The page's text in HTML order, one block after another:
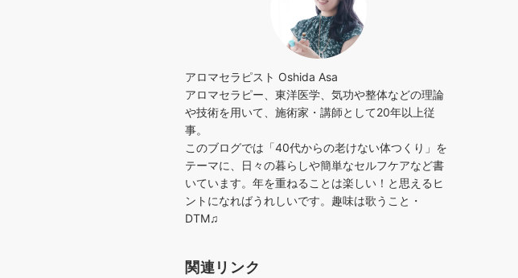
アロマセラピスト Oshida Asa
アロマセラピー、東洋医学、気功や整体などの理論
や技術を用いて、施術家・講師として20年以上従
事。
このブログでは「40代からの老けない体つくり」を
テーマに、日々の暮らしや簡単なセルフケアなど書
いています。年を重ねることは楽しい！と思えるヒ
ントになればうれしいです。趣味は歌うこと・
DTM♫
関連リンク